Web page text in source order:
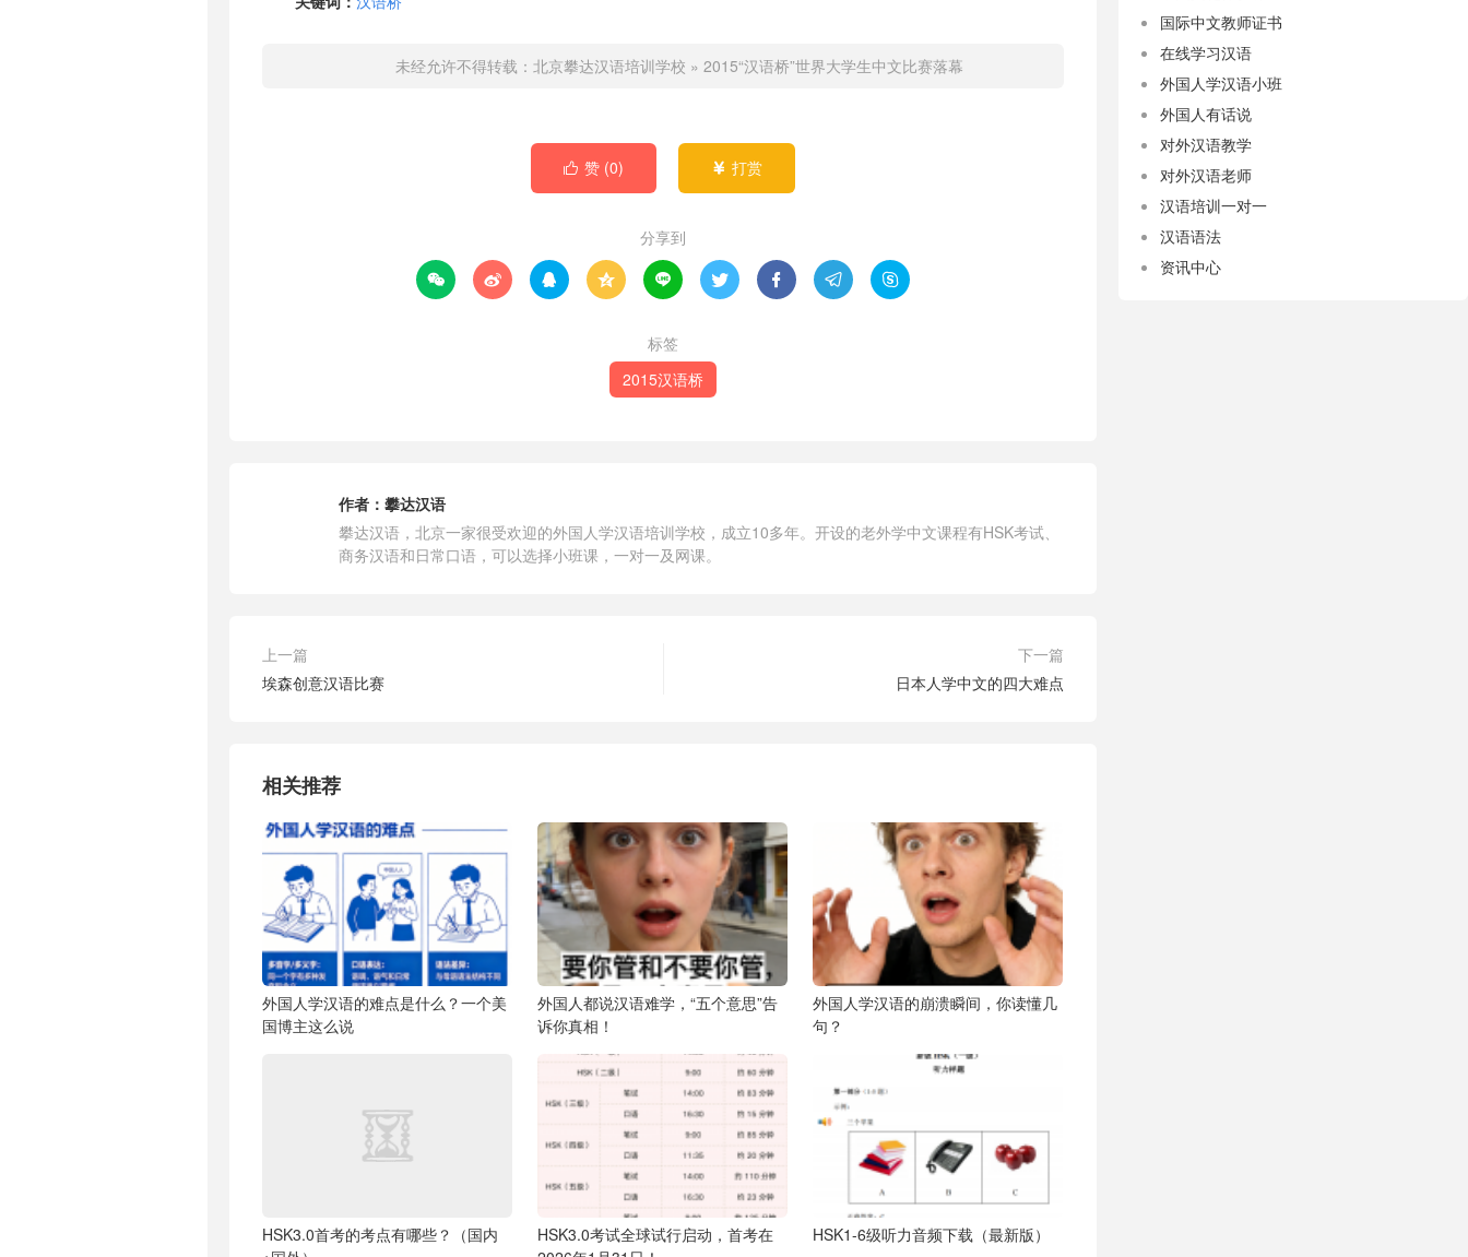
未经允许不得转载： 北京攀达汉语培训学校 » 2015“汉语桥”世界大学生中文比赛落幕
 赞 (0)  打赏
分享到
        
标签
2015汉语桥
作者： 攀达汉语
攀达汉语，北京一家很受欢迎的外国人学汉语培训学校，成立10多年。开设的老外学中文课程有HSK考试、
商务汉语和日常口语，可以选择小班课，一对一及网课。
上一篇
埃森创意汉语比赛
下一篇
日本人学中文的四大难点
相关推荐
外国人学汉语的难点是什么？一个美
国博主这么说
外国人都说汉语难学，“五个意思”告
诉你真相！
外国人学汉语的崩溃瞬间，你读懂几
句？
HSK3.0首考的考点有哪些？（国内
HSK3.0考试全球试行启动，首考在
HSK1-6级听力音频下载（最新版）
国际中文教师证书
在线学习汉语
外国人学汉语小班
外国人有话说
对外汉语教学
对外汉语老师
汉语培训一对一
汉语语法
资讯中心